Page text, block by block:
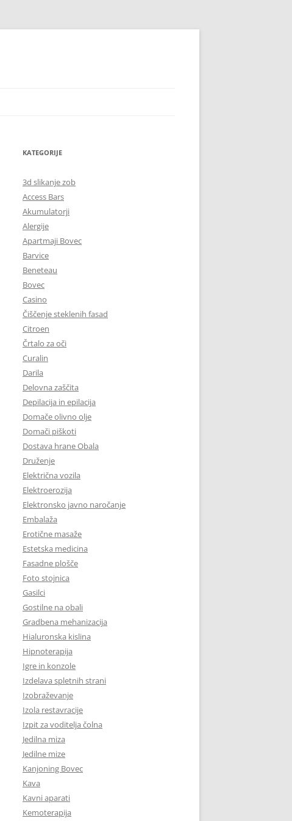
KATEGORIJE
3d slikanje zob
Access Bars
Akumulatorji
Alergije
Apartmaji Bovec
Barvice
Beneteau
Bovec
Casino
Čiščenje steklenih fasad
Citroen
Črtalo za oči
Curalin
Darila
Delovna zaščita
Depilacija in epilacija
Domače olivno olje
Domači piškoti
Dostava hrane Obala
Druženje
Električna vozila
Elektroerozija
Elektronsko javno naročanje
Embalaža
Erotične masaže
Estetska medicina
Fasadne plošče
Foto stojnica
Gasilci
Gostilne na obali
Gradbena mehanizacija
Hialuronska kislina
Hipnoterapija
Igre in konzole
Izdelava spletnih strani
Izobraževanje
Izola restavracije
Izpit za voditelja čolna
Jedilna miza
Jedilne mize
Kanjoning Bovec
Kava
Kavni aparati
Kemoterapija